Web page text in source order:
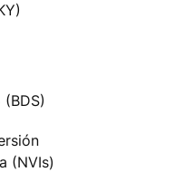
(NVIs)